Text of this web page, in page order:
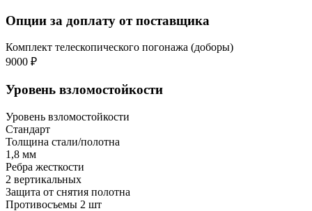
Опции за доплату от поставщика
Комплект телескопического погонажа (доборы)
9000 ₽
Уровень взломостойкости
Уровень взломостойкости
Стандарт
Толщина стали/полотна
1,8 мм
Ребра жесткости
2 вертикальных
Защита от снятия полотна
Противосъемы 2 шт